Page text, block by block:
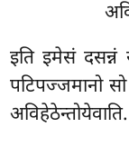
इति इमेसं दसन्नं
पटिपज्जमानो
अविहेठेन्तोयेवाति.